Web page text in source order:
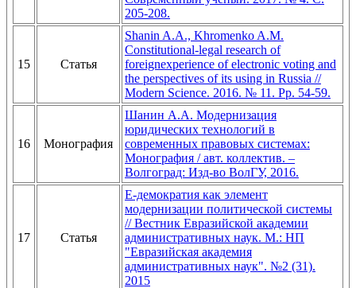
205-208.
15 Статья
Shanin A.A., Khromenko A.M.
Constitutional-legal research of
foreignexperience of electronic voting and
the perspectives of its using in Russia //
Modern Science. 2016. № 11. Pp. 54-59.
16 Монография
Шанин А.А. Модернизация
юридических технологий в
современных правовых системах:
Монография / авт. коллектив. –
Волгоград: Изд-во ВолГУ, 2016.
17 Статья
Е-демократия как элемент
модернизации политической системы
// Вестник Евразийской академии
административных наук. М.: НП
"Евразийская академия
административных наук". №2 (31).
2015